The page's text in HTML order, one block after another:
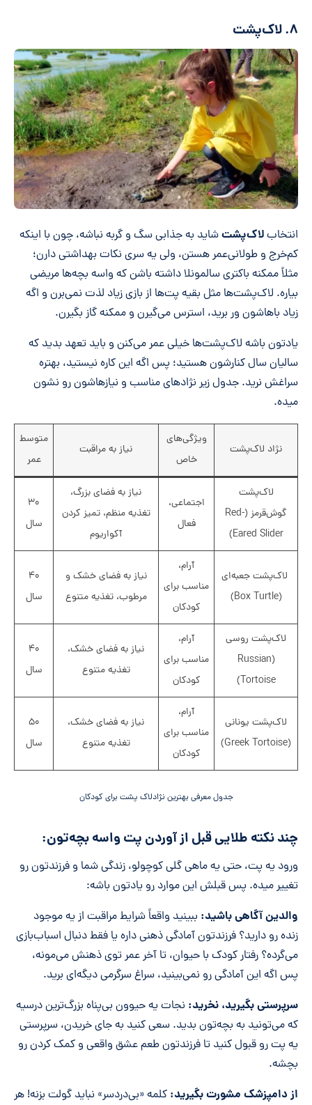
۸. لاک‌پشت
انتخابلاک‌پشتشاید به جذابی سگ و گربه نباشه، چون با اینکه
کم‌خرج و طولانی‌عمر هستن، ولی یه سری نکات بهداشتی دارن؛
مثلاً ممکنه باکتری سالمونلا داشته باشن که واسه بچه‌ها مریضی
بیاره. لاک‌پشت‌ها مثل بقیه پت‌ها از بازی زیاد لذت نمی‌برن و اگه
زیاد باهاشون ور برید، استرس می‌گیرن و ممکنه گاز بگیرن.
یادتون باشه لاک‌پشت‌ها خیلی عمر می‌کنن و باید تعهد بدید که
سالیان سال کنارشون هستید؛ پس اگه این کاره نیستید، بهتره
سراغش نرید. جدول زیر نژادهای مناسب و نیازهاشون رو نشون
میده.
نژاد لاک‌پشت
ویژگی‌های
خاص
نیاز به مراقبت
متوسط
عمر
لاک‌پشت
گوش‌قرمز (Red-
Eared Slider)
اجتماعی،
فعال
نیاز به فضای بزرگ،
تغذیه منظم، تمیز کردن
آکواریوم
۳۰
سال
لاک‌پشت جعبه‌ای
(Box Turtle)
آرام،
مناسب برای
کودکان
نیاز به فضای خشک و
مرطوب، تغذیه متنوع
۴۰
سال
لاک‌پشت روسی
(Russian
Tortoise)
آرام،
مناسب برای
کودکان
نیاز به فضای خشک،
تغذیه متنوع
۴۰
سال
لاک‌پشت یونانی
(Greek Tortoise)
آرام،
مناسب برای
کودکان
نیاز به فضای خشک،
تغذیه متنوع
۵۰
سال
جدول معرفی بهترین نژادلاک پشت برای کودکان
چند نکته طلایی قبل از آوردن پت واسه بچه‌تون:
ورود یه پت، حتی یه ماهی گلی کوچولو، زندگی شما و فرزندتون رو
تغییر میده. پس قبلش این موارد رو یادتون باشه:
والدین آگاهی باشید: ببینید واقعاً شرایط مراقبت از یه موجود
زنده رو دارید؟ فرزندتون آمادگی ذهنی داره یا فقط دنبال اسباب‌بازی
می‌گرده؟ رفتار کودک با حیوان، تا آخر عمر توی ذهنش می‌مونه،
پس اگه این آمادگی رو نمی‌بینید، سراغ سرگرمی دیگه‌ای برید.
سرپرستی بگیرید، نخرید: نجات یه حیوون بی‌پناه بزرگ‌ترین درسیه
که می‌تونید به بچه‌تون بدید. سعی کنید به جای خریدن، سرپرستی
یه پت رو قبول کنید تا فرزندتون طعم عشق واقعی و کمک کردن رو
بچشه.
از دامپزشک مشورت بگیرید: کلمه «بی‌دردسر» نباید گولت بزنه! هر